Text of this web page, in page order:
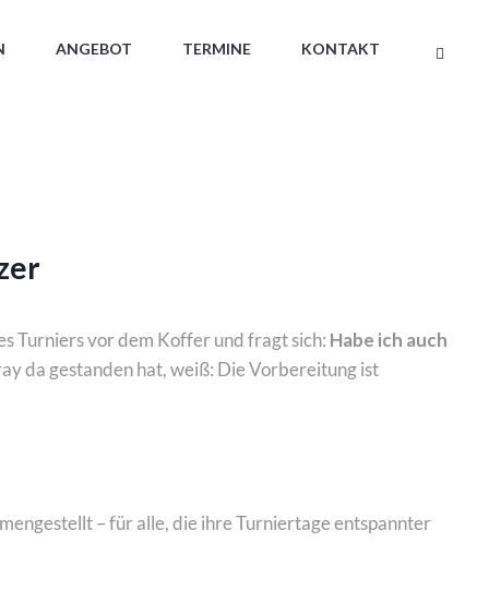
ANGEBOT TERMINE KONTAKT
Turniers vor dem Koffer und fragt sich: Habe ich auch
da gestanden hat, weiß: Die Vorbereitung ist
– für alle, die ihre Turniertage entspannter